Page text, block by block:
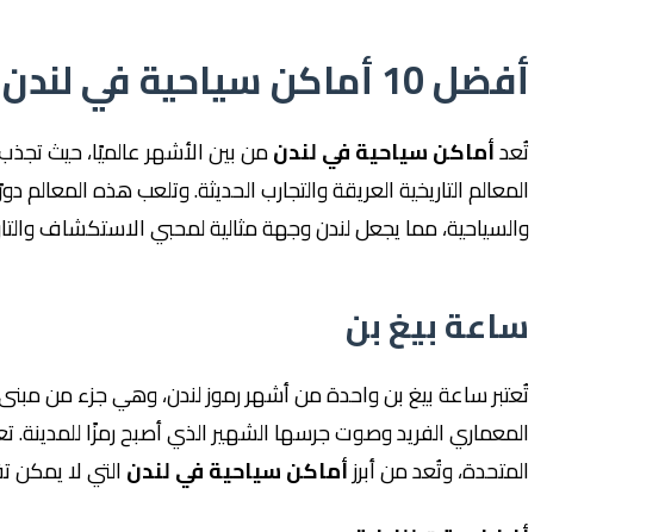
أفضل 10 أماكن سياحية في لندن
تُعدأماكن سياحية في لندنمن بين الأشهر عالميًا، حيث
المعالم التاريخية العريقة والتجارب الحديثة. وتلعب هذه المعالم
والسياحية، مما يجعل لندن وجهة مثالية لمحبي الاستكشاف
ساعة بيغ بن
تُعتبر ساعة بيغ بن واحدة من أشهر رموز لندن، وهي جزء من مبنى
المعماري الفريد وصوت جرسها الشهير الذي أصبح رمزًا
المتحدة، وتُعد من أبرزأماكن سياحية في لندنالتي لا يمكن